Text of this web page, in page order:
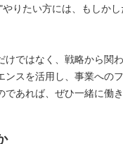
りたい方には、もしか
けではなく、戦略から関
ンスを活用し、事業への
であれば、ぜひ一緒に働き